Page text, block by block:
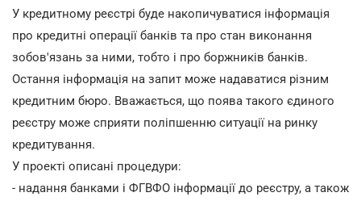
У кредитному реєстрі буде накопичуватися інформація
про кредитні операції банків та про стан виконання
зобов'язань за ними, тобто і про боржників банків.
Остання інформація на запит може надаватися різним
кредитним бюро. Вважається, що поява такого єдиного
реєстру може сприяти поліпшенню ситуації на ринку
кредитування.
У проекті описані процедури:
- надання банками і ФГВФО інформації до реєстру, а також